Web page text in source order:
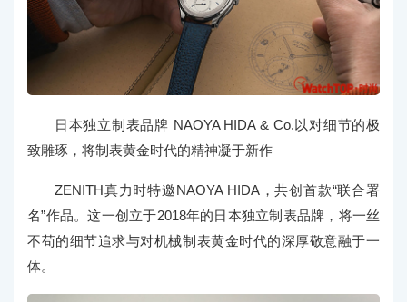
日本独立制表品牌 NAOYA HIDA & Co.以对细节的极
致雕琢，将制表黄金时代的精神凝于新作
ZENITH真力时特邀NAOYA HIDA，共创首款“联合署
名”作品。这一创立于2018年的日本独立制表品牌，将一丝
不苟的细节追求与对机械制表黄金时代的深厚敬意融于一
体。